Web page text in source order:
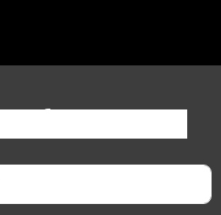
informazioni